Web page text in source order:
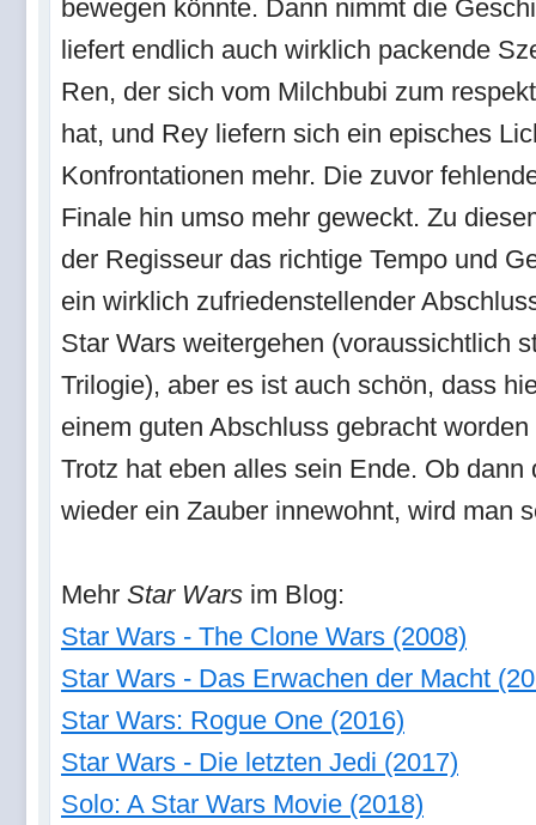
bewegen könnte. Dann nimmt die
liefert endlich auch wirklich packende
Ren, der sich vom Milchbubi zum
hat, und Rey liefern sich ein episches
Konfrontationen mehr. Die zuvor
Finale hin umso mehr geweckt. Zu
der Regisseur das richtige Tempo und
ein wirklich zufriedenstellender
Star Wars weitergehen (voraussichtlich
Trilogie), aber es ist auch schön, dass
einem guten Abschluss gebracht
Trotz hat eben alles sein Ende. Ob dann
wieder ein Zauber innewohnt, wird man
Mehr Star Wars im Blog:
Star Wars - The Clone Wars (2008)
Star Wars - Das Erwachen der Macht
Star Wars: Rogue One (2016)
Star Wars - Die letzten Jedi (2017)
Solo: A Star Wars Movie (2018)